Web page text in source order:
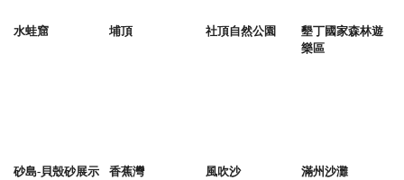
水蛙窟 埔頂 社頂自然公園
墾丁國家森林遊
樂區
砂島-貝殼砂展示
香蕉灣 風吹沙 滿州沙灘